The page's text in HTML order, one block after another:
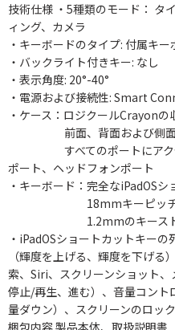
技術仕様 ・5種類のモード： タ
ィング、カメラ
・キーボードのタイプ: 付属キー
・バックライト付きキー: なし
・表示角度: 20°-40°
・電源および接続性: Smart
・ケース：ロジクールCrayonの
前面、背面および側面
すべてのポートにアクセ
ポート、ヘッドフォンポート
・キーボード：完全なiPadOS
18mmキーピッ
1.2mmのキースト
・iPadOSショートカットキー
（輝度を上げる、輝度を下げ
索、Siri、スクリーンショット
停止/再生、進む）、音量コン
量ダウン）、スクリーンのロック
梱包内容 製品本体、取扱説明書